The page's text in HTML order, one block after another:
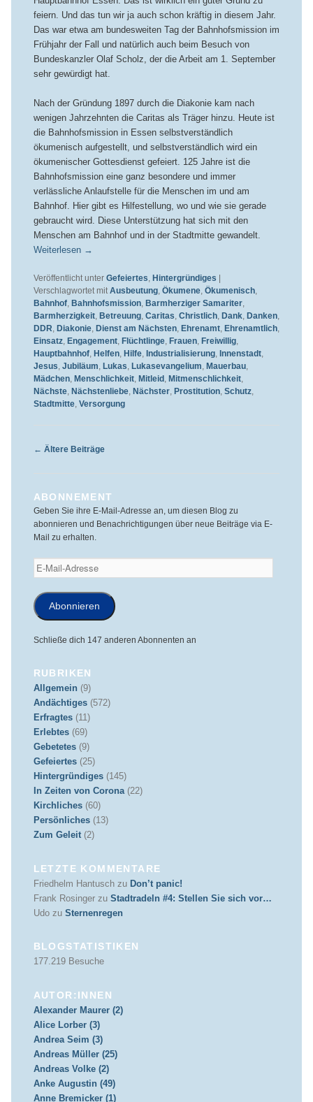
feiern. Und das tun wir ja auch schon kräftig in diesem Jahr.
Das war etwa am bundesweiten Tag der Bahnhofsmission im
Frühjahr der Fall und natürlich auch beim Besuch von
Bundeskanzler Olaf Scholz, der die Arbeit am 1. September
sehr gewürdigt hat.
Nach der Gründung 1897 durch die Diakonie kam nach
wenigen Jahrzehnten die Caritas als Träger hinzu. Heute ist
die Bahnhofsmission in Essen selbstverständlich
ökumenisch aufgestellt, und selbstverständlich wird ein
ökumenischer Gottesdienst gefeiert. 125 Jahre ist die
Bahnhofsmission eine ganz besondere und immer
verlässliche Anlaufstelle für die Menschen im und am
Bahnhof. Hier gibt es Hilfestellung, wo und wie sie gerade
gebraucht wird. Diese Unterstützung hat sich mit den
Menschen am Bahnhof und in der Stadtmitte gewandelt.
Weiterlesen →
Veröffentlicht unter Gefeiertes, Hintergründiges
Verschlagwortet mit Ausbeutung, Ökumene, Ökumenisch,
Bahnhof, Bahnhofsmission, Barmherziger Samariter,
Barmherzigkeit, Betreuung, Caritas, Christlich, Dank, Danken,
DDR, Diakonie, Dienst am Nächsten, Ehrenamt, Ehrenamtlich,
Einsatz, Engagement, Flüchtlinge, Frauen, Freiwillig,
Hauptbahnhof, Helfen, Hilfe, Industrialisierung, Innenstadt,
Jesus, Jubiläum, Lukas, Lukasevangelium, Mauerbau,
Mädchen, Menschlichkeit, Mitleid , Mitmenschlichkeit,
Nächste, Nächstenliebe, Nächster, Prostitution, Schutz,
Stadtmitte, Versorgung
Beitragsnavigation
← Ältere Beiträge
ABONNEMENT
Geben Sie ihre E-Mail-Adresse an, um diesen Blog zu
abonnieren und Benachrichtigungen über neue Beiträge via E-
Mail zu erhalten.
E-
Mail-
Adresse
Abonnieren
Schließe dich 147 anderen Abonnenten an
RUBRIKEN
Allgemein (9)
Andächtiges(572)
Erfragtes(11)
Erlebtes(69)
Gebetetes(9)
Gefeiertes(25)
Hintergründiges(145)
In Zeiten von Corona(22)
Kirchliches(60)
Persönliches(13)
Zum Geleit(2)
LETZTE KOMMENTARE
Friedhelm Hantuschzu Don’t panic!
Frank Rosingerzu Stadtradeln #4: Stellen Sie sich vor…
Udozu Sternenregen
BLOGSTATISTIKEN
177.219 Besuche
AUTOR:INNEN
Alexander Maurer (2)
Alice Lorber (3)
Andrea Seim (3)
Andreas Müller (25)
Andreas Volke (2)
Anke Augustin (49)
Anne Bremicker (1)